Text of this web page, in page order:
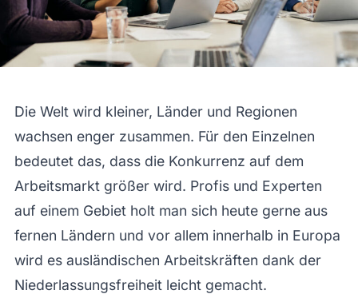
Die Welt wird kleiner, Länder und Regionen
wachsen enger zusammen. Für den Einzelnen
bedeutet das, dass die Konkurrenz auf dem
Arbeitsmarkt größer wird. Profis und Experten
auf einem Gebiet holt man sich heute gerne aus
fernen Ländern und vor allem innerhalb in Europa
wird es ausländischen Arbeitskräften dank der
Niederlassungsfreiheit leicht gemacht.